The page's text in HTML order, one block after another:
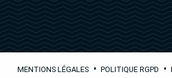
MENTIONS LÉGALES • POLITIQUE RGPD •